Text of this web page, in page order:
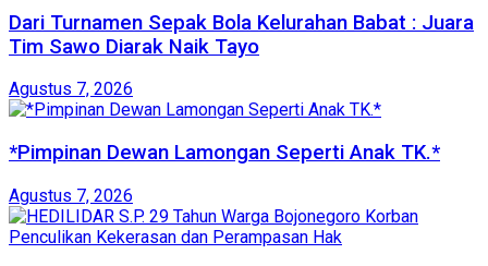
Dari Turnamen Sepak Bola Kelurahan Babat : Juara
Tim Sawo Diarak Naik Tayo
Agustus 7, 2026
*Pimpinan Dewan Lamongan Seperti Anak TK.*
Agustus 7, 2026